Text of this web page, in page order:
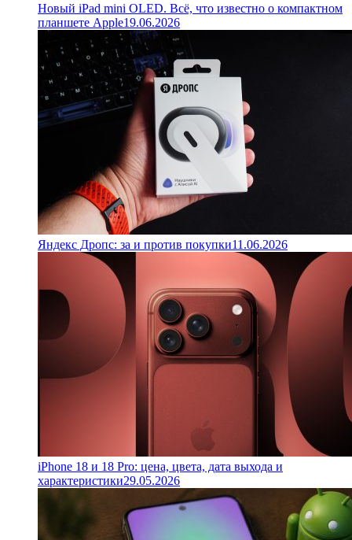
Новый iPad mini OLED. Всё, что известно о компактном
планшете Apple19.06.2026
Яндекс Дропс: за и против покупки11.06.2026
iPhone 18 и 18 Pro: цена, цвета, дата выхода и
характеристики29.05.2026